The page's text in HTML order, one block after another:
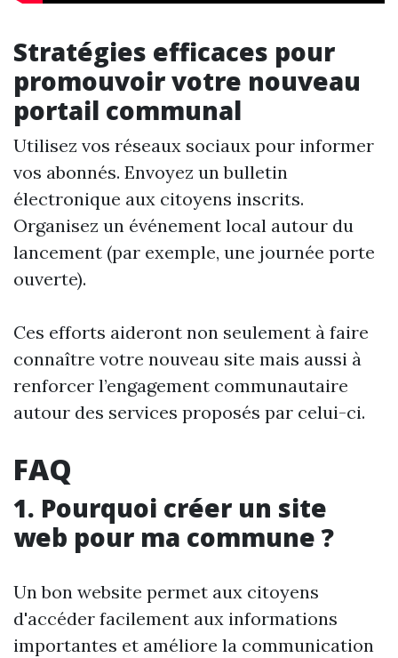
Stratégies efficaces pour
promouvoir votre nouveau
portail communal
Utilisez vos réseaux sociaux pour informer
vos abonnés. Envoyez un bulletin
électronique aux citoyens inscrits.
Organisez un événement local autour du
lancement (par exemple, une journée porte
ouverte).
Ces efforts aideront non seulement à faire
connaître votre nouveau site mais aussi à
renforcer l’engagement communautaire
autour des services proposés par celui-ci.
FAQ
1. Pourquoi créer un site
web pour ma commune ?
Un bon website permet aux citoyens
d'accéder facilement aux informations
importantes et améliore la communication